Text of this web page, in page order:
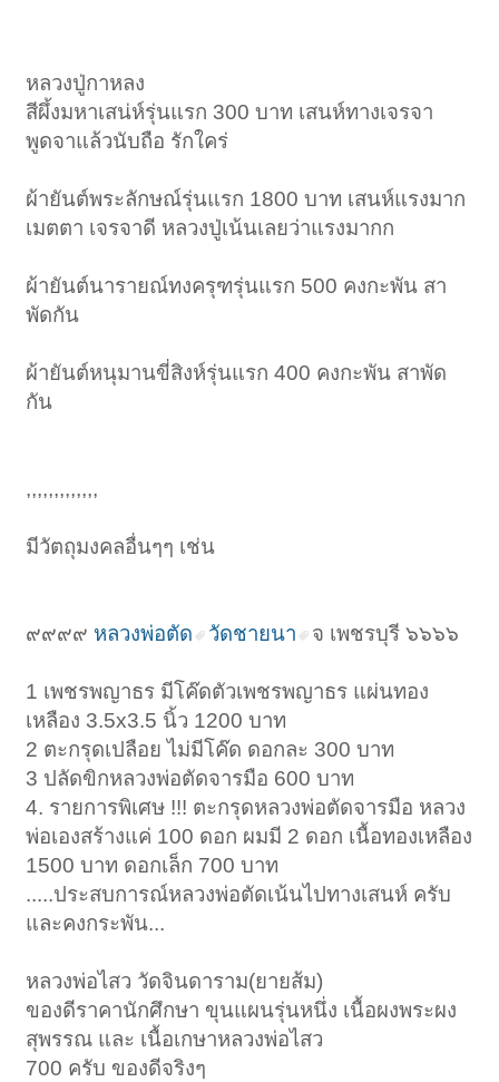
หลวงปู่กาหลง
สีผึ้งมหาเสน่ห์รุ่นแรก 300 บาท เสนห์ทางเจรจา
พูดจาแล้วนับถือ รักใคร่
ผ้ายันต์พระลักษณ์รุ่นแรก 1800 บาท เสนห์แรงมาก
เมตตา เจรจาดี หลวงปู่เน้นเลยว่าแรงมากก
ผ้ายันต์นารายณ์ทงครุฑรุ่นแรก 500 คงกะพัน สา
พัดกัน
ผ้ายันต์หนุมานขี่สิงห์รุ่นแรก 400 คงกะพัน สาพัด
กัน
,,,,,,,,,,,,,
มีวัตถุมงคลอื่นๆๆ เช่น
๙๙๙๙ หลวงพ่อตัด วัดชายนา จ เพชรบุรี ๖๖๖๖
1 เพชรพญาธร มีโค๊ดตัวเพชรพญาธร แผ่นทอง
เหลือง 3.5x3.5 นิ้ว 1200 บาท
2 ตะกรุดเปลือย ไม่มีโค๊ด ดอกละ 300 บาท
3 ปลัดขิกหลวงพ่อตัดจารมือ 600 บาท
4. รายการพิเศษ !!! ตะกรุดหลวงพ่อตัดจารมือ หลวง
พ่อเองสร้างแค่ 100 ดอก ผมมี 2 ดอก เนื้อทองเหลือง
1500 บาท ดอกเล็ก 700 บาท
.....ประสบการณ์หลวงพ่อตัดเน้นไปทางเสนห์ ครับ
และคงกระพัน...
หลวงพ่อไสว วัดจินดาราม(ยายส้ม)
ของดีราคานักศึกษา ขุนแผนรุ่นหนึ่ง เนื้อผงพระผง
สุพรรณ และ เนื้อเกษาหลวงพ่อไสว
700 ครับ ของดีจริงๆ